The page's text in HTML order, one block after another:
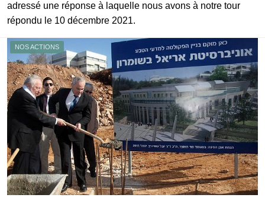
adressé une réponse à laquelle nous avons à notre tour
répondu le 10 décembre 2021.
NOS ACTIONS